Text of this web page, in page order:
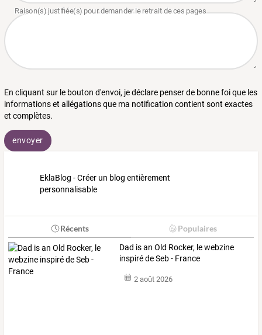
En cliquant sur le bouton d'envoi, je déclare penser de bonne foi que les
informations et allégations que ma notification contient sont exactes
et complètes.
envoyer
EklaBlog - Créer un blog entièrement
personnalisable
Récents Populaires
Dad is an Old Rocker, le webzine
inspiré de Seb - France
2 août 2026